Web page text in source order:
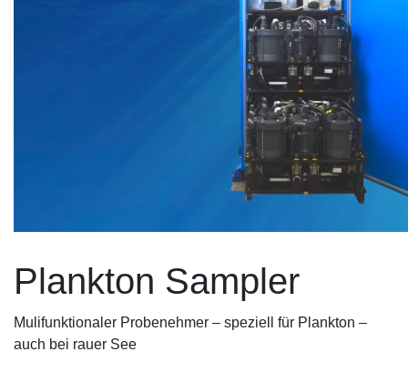
Plankton Sampler
Mulifunktionaler Probenehmer – speziell für Plankton –
auch bei rauer See